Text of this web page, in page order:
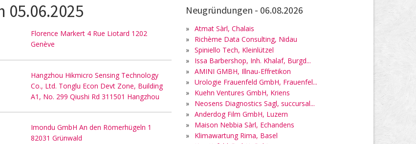
Florence Markert 4 Rue Liotard 1202
Genève
Hangzhou Hikmicro Sensing Technology
Co., Ltd. Tonglu Econ Devt Zone, Building
A1, No. 299 Qiushi Rd 311501 Hangzhou
Imondu GmbH An den Römerhügeln 1
82031 Grünwald
Neugründungen - 06.08.2026
» Atmat Sàrl, Chalais
»
Richème Data Consulting, Nidau
» Spiniello Tech, Kleinlützel
»
Issa Barbershop, Inh. Khalaf, Burgd...
» AMINI GMBH, Illnau-Effretikon
» Urologie Frauenfeld GmbH, Frauenfel...
»
Kuehn Ventures GmbH, Kriens
»
Neosens Diagnostics Sagl, succursal...
» Anderdog Film GmbH, Luzern
»
Maison Nebbia Sàrl, Echandens
»
Klimawartung Rima, Basel